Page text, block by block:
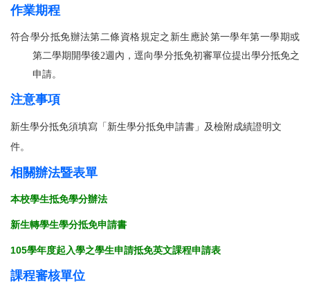
作業期程
符合學分抵免辦法第二條資格規定之新生應於第一學年第一學期或
第二學期開學後2週內，逕向學分抵免初審單位提出學分抵免之
申請。
注意事項
新生學分抵免須填寫「新生學分抵免申請書」及檢附成績證明文
件。
相關辦法暨表單
本校學生抵免學分辦法
新生轉學生學分抵免申請書
105學年度起入學之學生申請抵免英文課程申請表
課程審核單位